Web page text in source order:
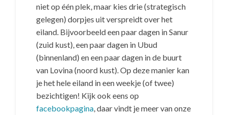
niet op één plek, maar kies drie (strategisch
gelegen) dorpjes uit verspreidt over het
eiland. Bijvoorbeeld een paar dagen in Sanur
(zuid kust), een paar dagen in Ubud
(binnenland) en een paar dagen in de buurt
van Lovina (noord kust). Op deze manier kan
je het hele eiland in een weekje (of twee)
bezichtigen! Kijk ook eens op
facebookpagina , daar vindt je meer van onze